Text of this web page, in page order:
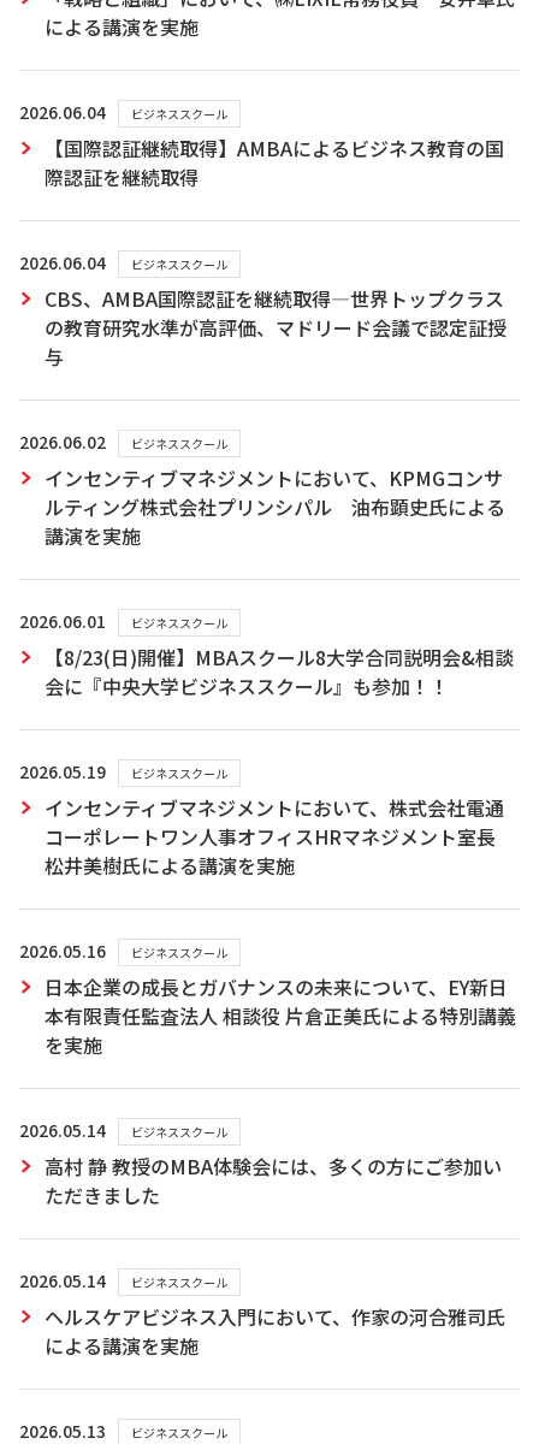
による講演を実施
2026.06.04 ビジネススクール
【国際認証継続取得】AMBAによるビジネス教育の国
際認証を継続取得
2026.06.04 ビジネススクール
CBS、AMBA国際認証を継続取得―世界トップクラス
の教育研究水準が高評価、マドリード会議で認定証授
与
2026.06.02 ビジネススクール
インセンティブマネジメントにおいて、KPMGコンサ
ルティング株式会社プリンシパル 油布顕史氏による
講演を実施
2026.06.01 ビジネススクール
【8/23(日)開催】MBAスクール8大学合同説明会&相談
会に『中央大学ビジネススクール』も参加！！
2026.05.19 ビジネススクール
インセンティブマネジメントにおいて、株式会社電通
コーポレートワン人事オフィスHRマネジメント室長
松井美樹氏による講演を実施
2026.05.16 ビジネススクール
日本企業の成長とガバナンスの未来について、EY新日
本有限責任監査法人 相談役 片倉正美氏による特別講義
を実施
2026.05.14 ビジネススクール
高村 静 教授のMBA体験会には、多くの方にご参加い
ただきました
2026.05.14 ビジネススクール
ヘルスケアビジネス入門において、作家の河合雅司氏
による講演を実施
2026.05.13 ビジネススクール